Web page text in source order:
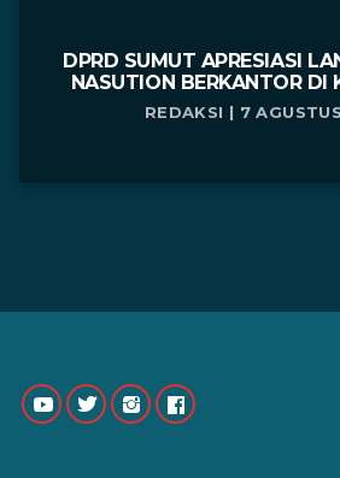
DPRD SUMUT APRESIASI
NASUTION BERKANTOR DI
REDAKSI | 7